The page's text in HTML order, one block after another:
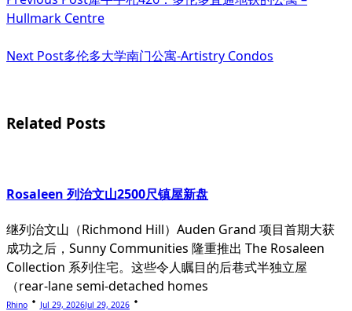
class="nav-
screen-
text">Page</span>
Hullmark Centre
Next Post多伦多大学南门公寓-Artistry Condos
Related Posts
Rosaleen 列治文山2500尺镇屋新盘
继列治文山（Richmond Hill）Auden Grand 项目首期大获
成功之后，Sunny Communities 隆重推出 The Rosaleen
Collection 系列住宅。这些令人瞩目的后巷式半独立屋
（rear-lane semi-detached homes
Rhino Jul 29, 2026Jul 29, 2026